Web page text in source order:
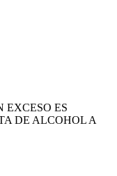
EXCESO ES
DE ALCOHOL A